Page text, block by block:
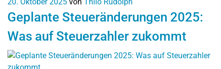
Geplante Steueränderungen 2025:
Was auf Steuerzahler zukommt